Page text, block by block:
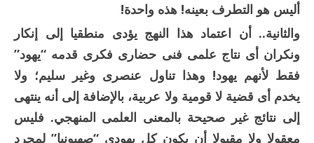
أليس هو التطرف بعينه! هذه واحدة!
والثانية.. أن اعتماد هذا النهج يؤدى منطقيا إلى إنكار
ونكران أى نتاج علمى فنى حضارى فكرى قدمه “يهود”
فقط لأنهم يهود! وهذا تناول عنصرى وغير سليم؛ ولا
يخدم أى قضية لا قومية ولا عربية، بالإضافة إلى أنه ينتهى
إلى نتائج غير صحيحة بالمعنى العلمى المنهجي. فليس
معقولا ولا مقبولا أن يكون كل يهودى “صهيونيا” لمجرد